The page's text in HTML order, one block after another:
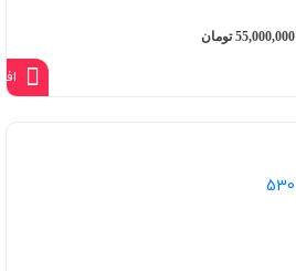
55,000,000 تومان